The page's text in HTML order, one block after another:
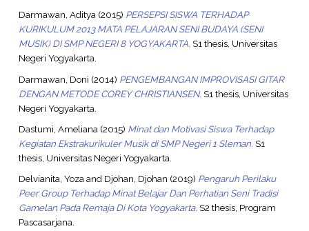
Darmawan, Aditya(2015) PERSEPSI SISWA TERHADAP
KURIKULUM 2013 MATA PELAJARAN SENI BUDAYA (SENI
MUSIK) DI SMP NEGERI 8 YOGYAKARTA. S1 thesis, Universitas
Negeri Yogyakarta.
Darmawan, Doni (2014) PENGEMBANGAN IMPROVISASI GITAR
DENGAN METODE COREY CHRISTIANSEN. S1 thesis, Universitas
Negeri Yogyakarta.
Dastumi, Ameliana (2015) Minat dan Motivasi Siswa Terhadap
Kegiatan Ekstrakurikuler Musik di SMP Negeri 1 Sleman. S1
thesis, Universitas Negeri Yogyakarta.
Delvianita, Yoza and Djohan, Djohan (2019) Pengaruh Perilaku
Peer Group Terhadap Minat Belajar Dan Perhatian Seni Tradisi
Gamelan Pada Remaja Di Kota Yogyakarta. S2 thesis, Program
Pascasarjana.